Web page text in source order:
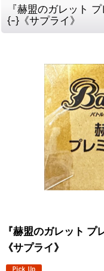
『赫盟のガレット
{-}《サプライ》
『赫盟のガレット
《サプライ》